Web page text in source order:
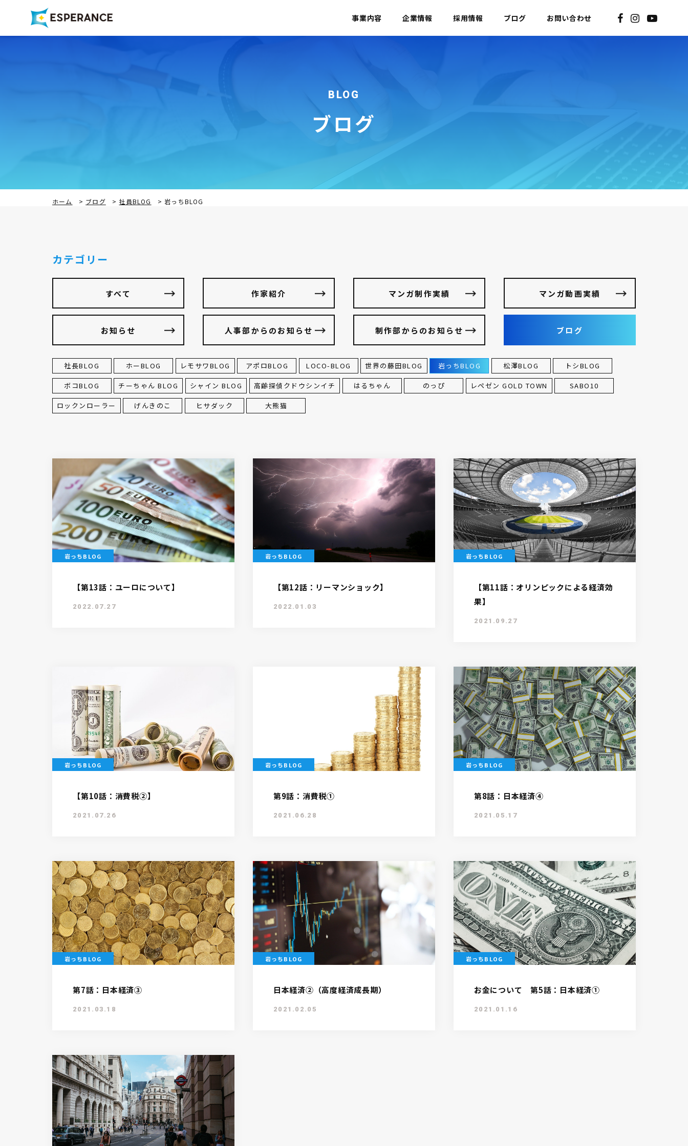
事業内容 企業情報 採用情報 ブログ お問い合わせ
BLOG
ブログ
ホーム > ブログ > 社員BLOG > 岩っちBLOG
カテゴリー
すべて 作家紹介 マンガ制作実績 マンガ動画実績
お知らせ 人事部からのお知らせ 制作部からのお知らせ ブログ
社長BLOG ホーBLOG レモサワBLOG アポロBLOG LOCO-BLOG 世界の藤田BLOG 岩っちBLOG 松澤BLOG トシBLOG
ボコBLOG チーちゃん BLOG シャイン BLOG 高齢探偵クドウシンイチ はるちゃん のっぴ レペゼン GOLD TOWN SABO10
ロックンローラー げんきのこ ヒサダック 大熊猫
岩っちBLOG
【第13話：ユーロについて】
2022.07.27
岩っちBLOG
【第12話：リーマンショック】
2022.01.03
岩っちBLOG
【第11話：オリンピックによる経済効
果】
2021.09.27
岩っちBLOG
【第10話：消費税②】
2021.07.26
岩っちBLOG
第9話：消費税①
2021.06.28
岩っちBLOG
第8話：日本経済④
2021.05.17
岩っちBLOG
第7話：日本経済③
2021.03.18
岩っちBLOG
日本経済②（高度経済成長期）
2021.02.05
岩っちBLOG
お金について 第5話：日本経済①
2021.01.16